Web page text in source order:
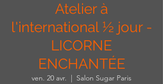
Atelier à
l'international ½ jour -
LICORNE
ENCHANTÉE
ven. 20 avr.
  |
Salon Sugar Paris